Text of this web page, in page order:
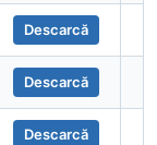
Descarcă
Descarcă
Descarcă